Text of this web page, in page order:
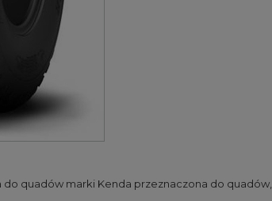
quadów marki Kenda przeznaczona do quadów,